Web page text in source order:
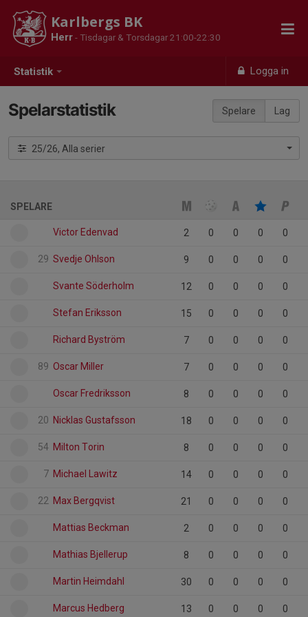
Statistik Logga in
Karlbergs BK
Herr- Tisdagar & Torsdagar 21:00-22:30
Spelare Lag
Spelarstatistik
25/26, Alla serier
SPELARE
Victor Edenvad 2 0 0 0 0
29 Svedje Ohlson 9 0 0 0 0
Svante Söderholm 12 0 0 0 0
Stefan Eriksson 15 0 0 0 0
Richard Byström 7 0 0 0 0
89 Oscar Miller 7 0 0 0 0
Oscar Fredriksson 8 0 0 0 0
20 Nicklas Gustafsson 18 0 0 0 0
54 Milton Torin 8 0 0 0 0
7 Michael Lawitz 14 0 0 0 0
22 Max Bergqvist 21 0 0 0 0
Mattias Beckman 2 0 0 0 0
Mathias Bjellerup 8 0 0 0 0
Martin Heimdahl 30 0 0 0 0
Marcus Hedberg 13 0 0 0 0